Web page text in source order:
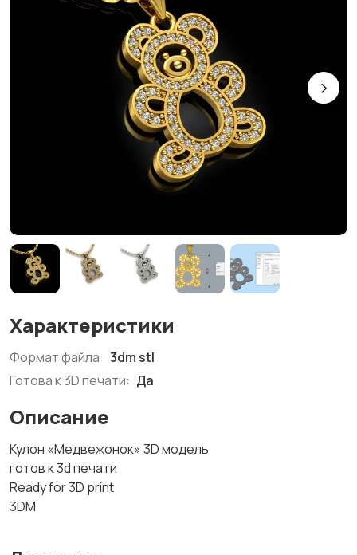
Характеристики
Формат файла: 3dm stl
Готова к 3D печати: Да
Описание
Кулон «Медвежонок» 3D модель
готов к 3d печати
Ready for 3D print
3DM